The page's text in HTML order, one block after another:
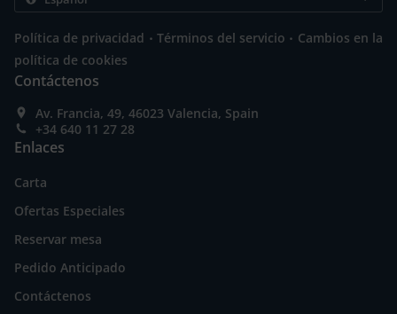
Política de privacidad . Términos del servicio . Cambios en la
política de cookies
Contáctenos
Av. Francia, 49, 46023 Valencia, Spain
+34 640 11 27 28
Enlaces
Carta
Ofertas Especiales
Reservar mesa
Pedido Anticipado
Contáctenos